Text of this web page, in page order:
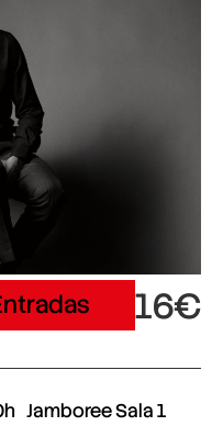
16€
Jamboree Sala 1